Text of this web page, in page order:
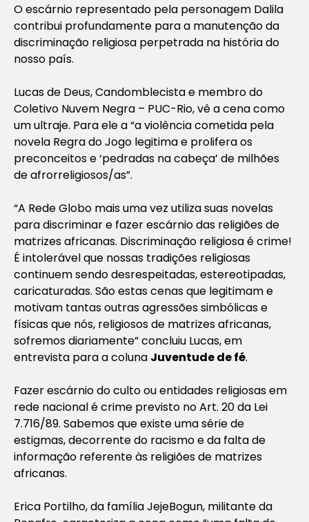
O escárnio representado pela personagem Dalila
contribui profundamente para a manutenção da
discriminação religiosa perpetrada na história do
nosso país.
Lucas de Deus, Candomblecista e membro do
Coletivo Nuvem Negra – PUC-Rio, vê a cena como
um ultraje. Para ele a “a violência cometida pela
novela Regra do Jogo legitima e prolifera os
preconceitos e ‘pedradas na cabeça’ de milhões
de afrorreligiosos/as”.
“A Rede Globo mais uma vez utiliza suas novelas
para discriminar e fazer escárnio das religiões de
matrizes africanas. Discriminação religiosa é crime!
É intolerável que nossas tradições religiosas
continuem sendo desrespeitadas, estereotipadas,
caricaturadas. São estas cenas que legitimam e
motivam tantas outras agressões simbólicas e
físicas que nós, religiosos de matrizes africanas,
sofremos diariamente” concluiu Lucas, em
entrevista para a coluna Juventude de fé.
Fazer escárnio do culto ou entidades religiosas em
rede nacional é crime previsto no Art. 20 da Lei
7.716/89. Sabemos que existe uma série de
estigmas, decorrente do racismo e da falta de
informação referente às religiões de matrizes
africanas.
Erica Portilho, da família JejeBogun, militante da